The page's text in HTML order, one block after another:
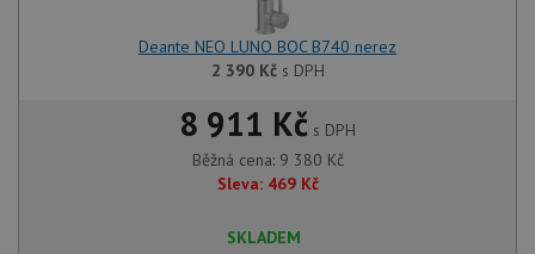
Deante NEO LUNO BOC B740 nerez
2 390 Kčs DPH
8 911 Kč s DPH
Běžná cena: 9 380 Kč
Sleva: 469 Kč
SKLADEM